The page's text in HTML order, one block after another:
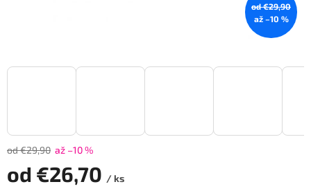
od €29,90
až –10 %
od €29,90 až –10 %
od €26,70 / ks